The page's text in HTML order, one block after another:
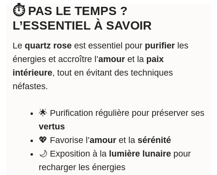
⏱️ PAS LE TEMPS ?
L’ESSENTIEL À SAVOIR
Le quartz rose est essentiel pour purifier les
énergies et accroître l’amour et la paix
intérieure, tout en évitant des techniques
néfastes.
🌟 Purification régulière pour préserver ses
vertus
💖 Favorise l’amour et la sérénité
🌙 Exposition à la lumière lunaire pour
recharger les énergies